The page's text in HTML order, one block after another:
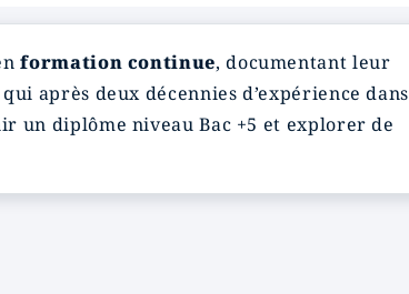
formation continue, documentant leur
qui après deux décennies d’expérience dans
un diplôme niveau Bac +5 et explorer de